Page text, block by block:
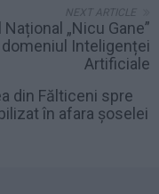
NEXT ARTICLE
„Nicu Gane”
Inteligenței
Artificiale
din Fălticeni spre
în afara șoselei